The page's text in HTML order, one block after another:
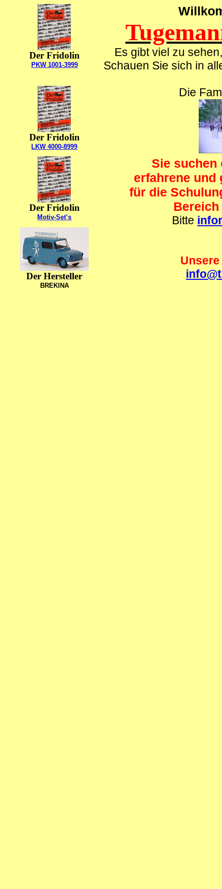
Der Fridolin
PKW 1001-3999
Es gibt viel zu
Schauen Sie sich in
Der Fridolin
LKW 4000-8999
Die
Der Fridolin
Motiv-Set’s
Sie suchen
erfahrene und
für die
Bereich
Bitte
Der Hersteller
BREKINA